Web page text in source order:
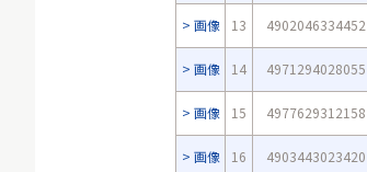
画像 13 4902046334452
画像 14 4971294028055
画像 15 4977629312158
画像 16 4903443023420